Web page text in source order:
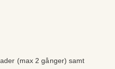
(max 2 gånger) samt